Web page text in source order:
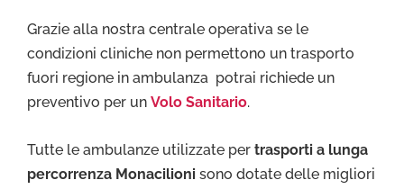
Grazie alla nostra centrale operativa se le
condizioni cliniche non permettono un trasporto
fuori regione in ambulanza potrai richiede un
preventivo per un Volo Sanitario.
Tutte le ambulanze utilizzate per trasporti a lunga
percorrenza Monacilioni sono dotate delle migliori